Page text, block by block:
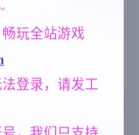
玩全站游戏
登录，请发工